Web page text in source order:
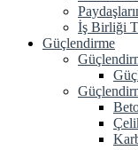
İş Birliği
Güçlendirme